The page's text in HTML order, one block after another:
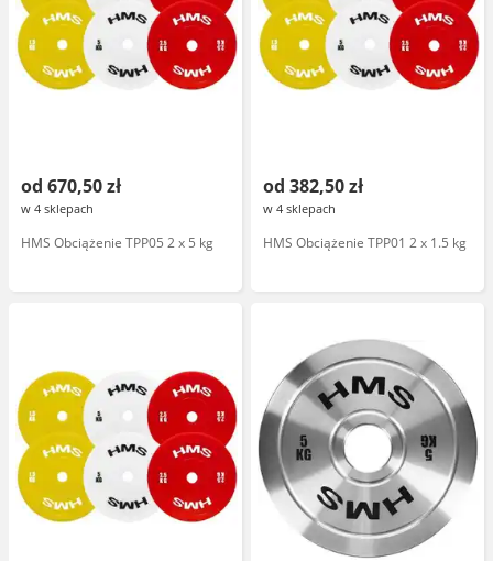
od 670,50 zł
w 4 sklepach
HMS Obciążenie TPP05 2 x 5 kg
od 382,50 zł
w 4 sklepach
HMS Obciążenie TPP01 2 x 1.5 kg